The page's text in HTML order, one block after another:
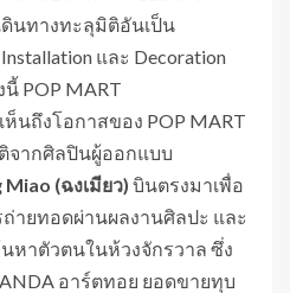
ดินทางทะลุมิติอันเป็น
และ Decoration
POP MART
ห็นถึงโอกาสของ POP MART
จากศิลปินผู้ออกแบบ
Miao (ฉงเมียว) บินตรงมาเพื่อ
ายทอดผ่านผลงานศิลปะ และ
หาตัวตนในห้วงจักรวาล ซึ่ง
อาร์ตทอย ยอดขายทุบ